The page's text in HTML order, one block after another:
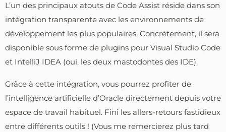
L’un des principaux atouts de Code Assist réside dans son
intégration transparente avec les environnements de
développement les plus populaires. Concrètement, il sera
disponible sous forme de plugins pour Visual Studio Code
et IntelliJ IDEA (oui, les deux mastodontes des IDE).
Grâce à cette intégration, vous pourrez profiter de
l’intelligence artificielle d’Oracle directement depuis votre
espace de travail habituel. Fini les allers-retours fastidieux
entre différents outils ! (Vous me remercierez plus tard